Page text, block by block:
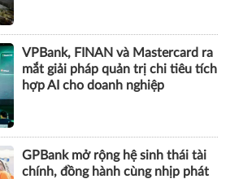
VPBank, FINAN và Mastercard ra
mắt giải pháp quản trị chi tiêu tích
hợp AI cho doanh nghiệp
GPBank mở rộng hệ sinh thái tài
chính, đồng hành cùng nhịp phát